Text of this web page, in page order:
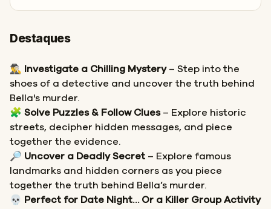
Destaques
🕵️‍♂️ Investigate a Chilling Mystery– Step into the
shoes of a detective and uncover the truth behind
Bella's murder.
🧩 Solve Puzzles & Follow Clues– Explore historic
streets, decipher hidden messages, and piece
together the evidence.
🔎 Uncover a Deadly Secret – Explore famous
landmarks and hidden corners as you piece
together the truth behind Bella’s murder.
💀
Perfect for Date Night… Or a Killer Group Activity